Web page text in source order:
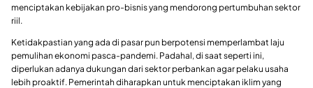
menciptakan kebijakan pro-bisnis yang mendorong pertumbuhan sektor
riil.
Ketidakpastian yang ada di pasar pun berpotensi memperlambat laju
pemulihan ekonomi pasca-pandemi. Padahal, di saat seperti ini,
diperlukan adanya dukungan dari sektor perbankan agar pelaku usaha
lebih proaktif. Pemerintah diharapkan untuk menciptakan iklim yang